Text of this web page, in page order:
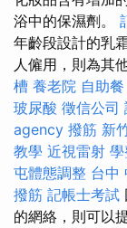
浴中的保濕劑。
年齡段設計的乳
人僱用，則為其
槽 養老院 自助餐
玻尿酸 徵信公司
agency 撥筋 新
教學 近視雷射
屯體態調整 台中
撥筋 記帳士考試
的網絡，則可以